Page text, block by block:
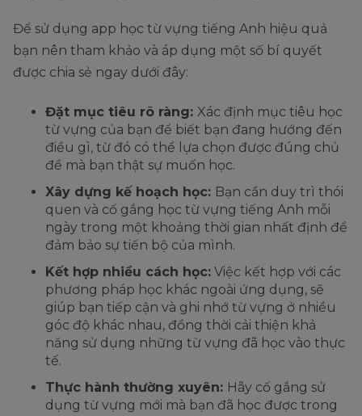
Để sử dụng app học từ vựng tiếng Anh hiệu quả
bạn nên tham khảo và áp dụng một số bí quyết
được chia sẻ ngay dưới đây:
Đặt mục tiêu rõ ràng: Xác định mục tiêu học
từ vựng của bạn để biết bạn đang hướng đến
điều gì, từ đó có thể lựa chọn được đúng chủ
đề mà bạn thật sự muốn học.
Xây dựng kế hoạch học: Bạn cần duy trì thói
quen và cố gắng học từ vựng tiếng Anh mỗi
ngày trong một khoảng thời gian nhất định để
đảm bảo sự tiến bộ của mình.
Kết hợp nhiều cách học: Việc kết hợp với các
phương pháp học khác ngoài ứng dụng, sẽ
giúp bạn tiếp cận và ghi nhớ từ vựng ở nhiều
góc độ khác nhau, đồng thời cải thiện khả
năng sử dụng những từ vựng đã học vào thực
tế.
Thực hành thường xuyên: Hãy cố gắng sử
dụng từ vựng mới mà bạn đã học được trong